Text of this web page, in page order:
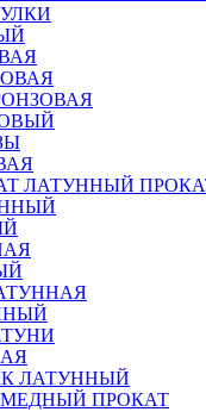
ЛАТУННЫЙ
ЛАТУННЫЙ
МЕДНЫЙ ПРОКАТ